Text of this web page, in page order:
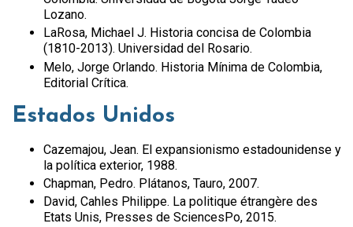
Lozano.
LaRosa, Michael J. Historia concisa de Colombia
(1810-2013). Universidad del Rosario.
Melo, Jorge Orlando. Historia Mínima de Colombia,
Editorial Crítica.
Estados Unidos
Cazemajou, Jean. El expansionismo estadounidense y
la política exterior, 1988.
Chapman, Pedro. Plátanos, Tauro, 2007.
David, Cahles Philippe. La politique étrangère des
Etats Unis, Presses de SciencesPo, 2015.